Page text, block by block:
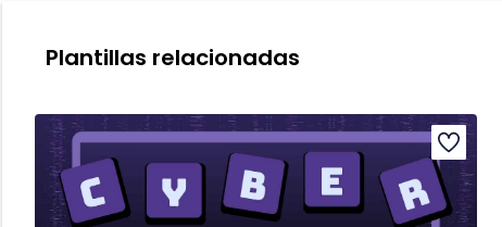
Plantillas relacionadas